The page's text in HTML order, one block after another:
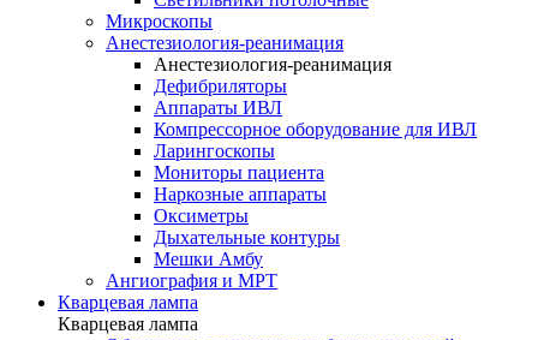
Микроскопы
Анестезиология-реанимация
Анестезиология-реанимация
Дефибриляторы
Аппараты ИВЛ
Компрессорное оборудование для ИВЛ
Ларингоскопы
Мониторы пациента
Наркозные аппараты
Оксиметры
Дыхательные контуры
Мешки Амбу
Ангиография и МРТ
Кварцевая лампа
Кварцевая лампа